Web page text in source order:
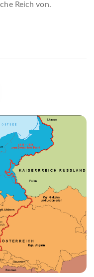
Reich von.